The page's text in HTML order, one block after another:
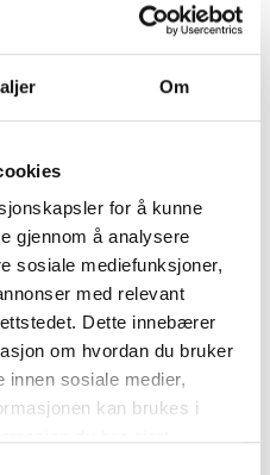
Om
for å kunne
gjennom å analysere
sosiale mediefunksjoner,
med relevant
Dette innebærer
om hvordan du bruker
innen sosiale medier,
kan brukes i